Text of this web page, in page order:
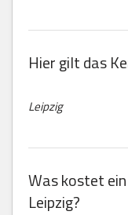
Hier gilt das
Leipzig
Was kostet
Leipzig?